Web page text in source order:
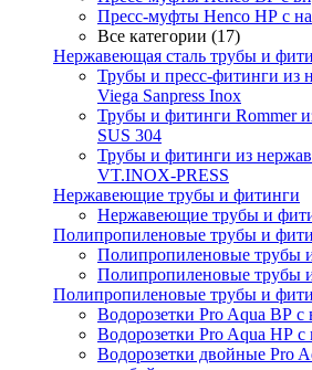
Пресс-муфты Henco НР с
Все категории (17)
Нержавеющая сталь трубы и
Трубы и пресс-фитинги из
Viega Sanpress Inox
Трубы и фитинги Rommer
SUS 304
Трубы и фитинги из
VT.INOX-PRESS
Нержавеющие трубы и фитинги
Нержавеющие трубы и
Полипропиленовые трубы и
Полипропиленовые трубы
Полипропиленовые трубы
Полипропиленовые трубы и
Водорозетки Pro Aqua ВР с
Водорозетки Pro Aqua НР с
Водорозетки двойные Pro